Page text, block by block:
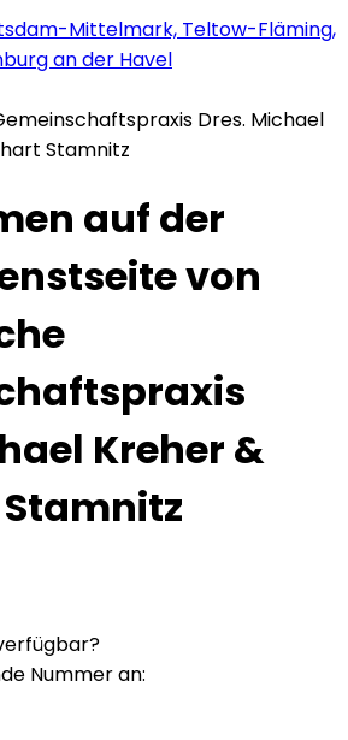
Mittelmark, Teltow-Fläming,
an der Havel
Dres. Michael
Stamnitz
auf der
von
Kreher &
Nummer an: